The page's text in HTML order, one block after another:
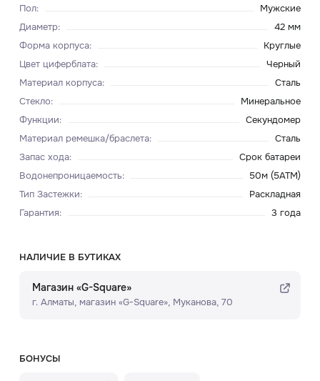
Пол:
Мужские
Диаметр:
42 мм
Форма корпуса:
Круглые
Цвет циферблата:
Черный
Материал корпуса:
Сталь
Стекло:
Минеральное
Функции:
Секундомер
Материал ремешка/браслета:
Сталь
Запас хода:
Срок батареи
Водонепроницаемость:
50м (5ATM)
Тип Застежки:
Раскладная
Гарантия: 3 года
НАЛИЧИЕ В БУТИКАХ
Магазин «G-Square»
г. Алматы, ​магазин «G-Square»​, Муканова, 70
БОНУСЫ